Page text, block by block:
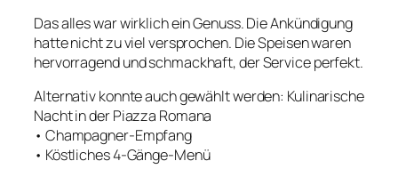
Das alles war wirklich ein Genuss. Die Ankündigung
hatte nicht zu viel versprochen. Die Speisen waren
hervorragend und schmackhaft, der Service perfekt.
Alternativ konnte auch gewählt werden: Kulinarische
Nacht in der Piazza Romana
• Champagner-Empfang
• Köstliches 4-Gänge-Menü